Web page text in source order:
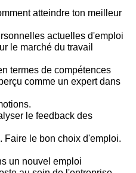
atteindre ton meilleur
actuelles d'emploi
le marché du travail
termes de compétences
comme un expert dans
le feedback des
Faire le bon choix d'emploi.
un nouvel emploi